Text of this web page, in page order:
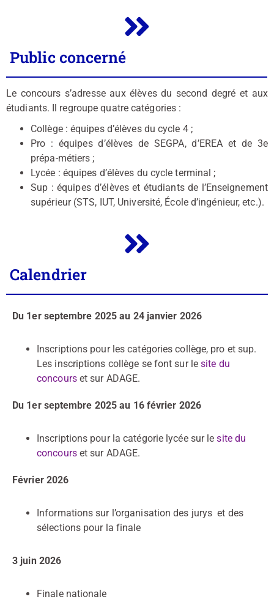
Public concerné
Le concours s’adresse aux élèves du second degré et aux
étudiants. Il regroupe quatre catégories :
Collège : équipes d’élèves du cycle 4 ;
Pro : équipes d’élèves de SEGPA, d’EREA et de 3e
prépa-métiers ;
Lycée : équipes d’élèves du cycle terminal ;
Sup : équipes d’élèves et étudiants de l’Enseignement
supérieur (STS, IUT, Université, École d’ingénieur, etc.).
Calendrier
Du 1er septembre 2025 au 24 janvier 2026
Inscriptions pour les catégories collège, pro et sup.
Les inscriptions collège se font sur lesite du
concourset sur ADAGE.
Du 1er septembre 2025 au 16 février 2026
Inscriptions pour la catégorie lycée sur lesite du
concourset sur ADAGE.
Février 2026
Informations sur l’organisation des jurys et des
sélections pour la finale
3 juin 2026
Finale nationale